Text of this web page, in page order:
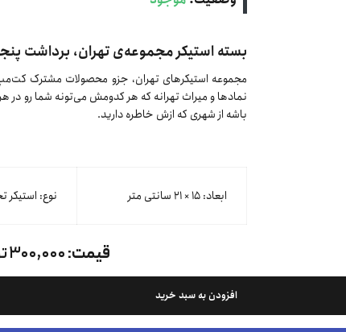
بسته استیکر مجموعه‌ی تهران، برداشت
مجموعه استیکرهای تهران، جزو محصولات مشترک
نمادها و میراث تهرانه که هر کدومش می‌تونه شما رو در
باشه از شهری که ازش خاطره دارید.
ابعاد: ۱۵ × ۲۱ سانتی متر نوع: استیکر
قیمت:۳۰۰,۰۰۰ تومان
افزودن به سبد خرید